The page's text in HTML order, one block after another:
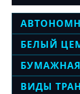
БЕЛЫЙ
ВИДЫ